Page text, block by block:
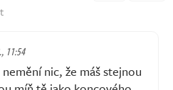
11:54
nic, že máš stejnou